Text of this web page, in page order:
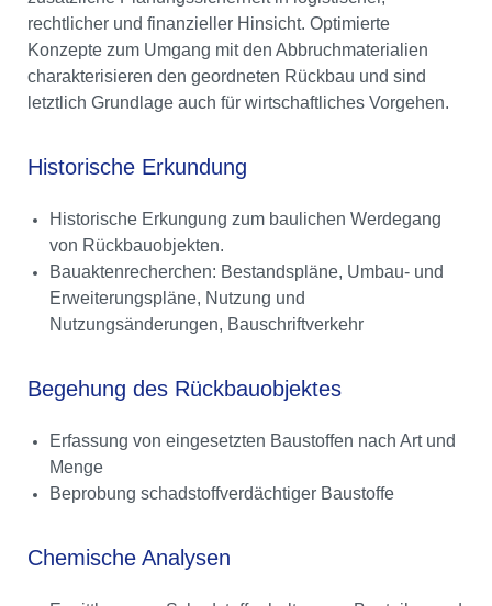
rechtlicher und finanzieller Hinsicht. Optimierte
Konzepte zum Umgang mit den Abbruchmaterialien
charakterisieren den geordneten Rückbau und sind
letztlich Grundlage auch für wirtschaftliches Vorgehen.
Historische Erkundung
Historische Erkungung zum baulichen Werdegang
von Rückbauobjekten.
Bauaktenrecherchen: Bestandspläne, Umbau- und
Erweiterungspläne, Nutzung und
Nutzungsänderungen, Bauschriftverkehr
Begehung des Rückbauobjektes
Erfassung von eingesetzten Baustoffen nach Art und
Menge
Beprobung schadstoffverdächtiger Baustoffe
Chemische Analysen